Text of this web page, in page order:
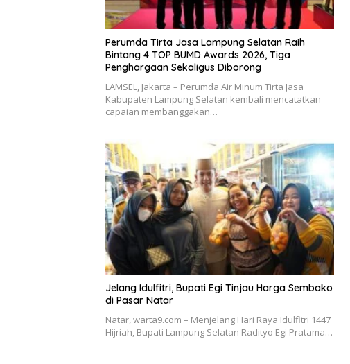
Perumda Tirta Jasa Lampung Selatan Raih
Bintang 4 TOP BUMD Awards 2026, Tiga
Penghargaan Sekaligus Diborong
LAMSEL, Jakarta – Perumda Air Minum Tirta Jasa
Kabupaten Lampung Selatan kembali mencatatkan
capaian membanggakan…
Jelang Idulfitri, Bupati Egi Tinjau Harga Sembako
di Pasar Natar
Natar, warta9.com – Menjelang Hari Raya Idulfitri 1447
Hijriah, Bupati Lampung Selatan Radityo Egi Pratama…